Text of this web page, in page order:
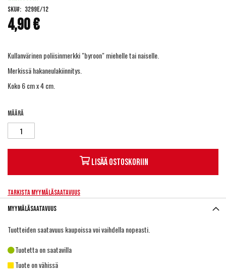
the
images
gallery
4,90 €
SKU
3299E/12
Kullanvärinen poliisinmerkki "byroon" miehelle tai naiselle.
Merkissä hakaneulakiinnitys.
Koko 6 cm x 4 cm.
Määrä
Lisää ostoskoriin
Tarkista myymäläsaatavuus
Myymäläsaatavuus
Tuotteiden saatavuus kaupoissa voi vaihdella nopeasti.
Tuotetta on saatavilla
Tuote on vähissä